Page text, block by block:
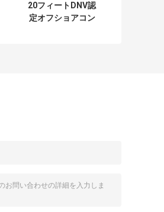
20フィートDNV認
定オフショアコン